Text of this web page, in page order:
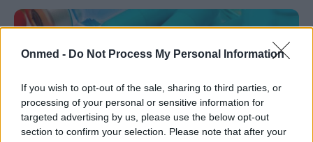
Onmed - Do Not Process My Personal Information
If you wish to opt-out of the sale, sharing to third parties, or
processing of your personal or sensitive information for
targeted advertising by us, please use the below opt-out
section to confirm your selection. Please note that after your